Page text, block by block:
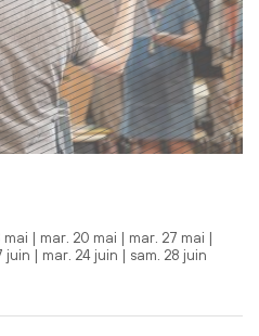
juin | mar. 24 juin | sam. 28 juin